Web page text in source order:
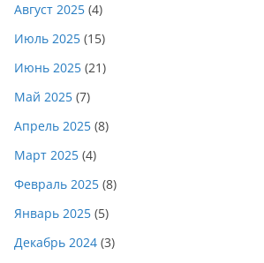
Август 2025 (4)
Июль 2025 (15)
Июнь 2025 (21)
Май 2025 (7)
Апрель 2025 (8)
Март 2025 (4)
Февраль 2025 (8)
Январь 2025 (5)
Декабрь 2024 (3)